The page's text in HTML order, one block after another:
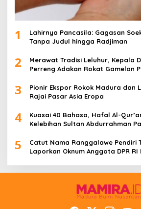
1
Lahirnya Pancasila: Gagasan
Tanpa Judul hingga Radjiman
2
Merawat Tradisi Leluhur, Kepala
Perreng Adakan Rokat Gamelan
3
Pionir Ekspor Rokok Madura dan
Rajai Pasar Asia Eropa
4
Kuasai 40 Bahasa, Hafal Al-
Kelebihan Sultan Abdurrahman
5
Catut Nama Ranggalawe Pendiri
Laporkan Oknum Anggota DPR RI